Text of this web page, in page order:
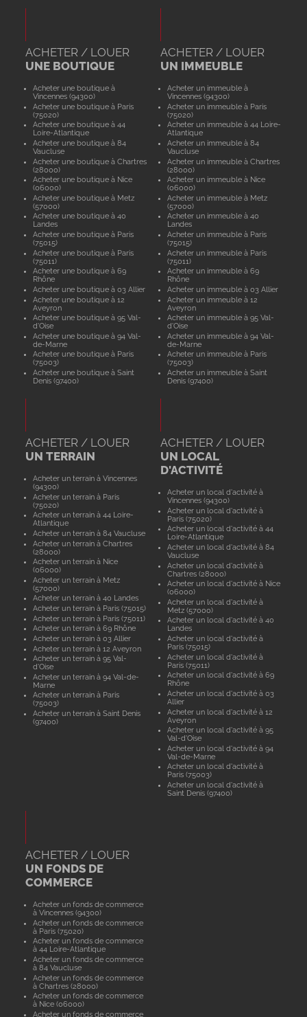
ACHETER / LOUER
UNE BOUTIQUE
Acheter une boutique à
Vincennes (94300)
Acheter une boutique à Paris
(75020)
Acheter une boutique à 44
Loire-Atlantique
Acheter une boutique à 84
Vaucluse
Acheter une boutique à Chartres
(28000)
Acheter une boutique à Nice
(06000)
Acheter une boutique à Metz
(57000)
Acheter une boutique à 40
Landes
Acheter une boutique à Paris
(75015)
Acheter une boutique à Paris
(75011)
Acheter une boutique à 69
Rhône
Acheter une boutique à 03 Allier
Acheter une boutique à 12
Aveyron
Acheter une boutique à 95 Val-
d'Oise
Acheter une boutique à 94 Val-
de-Marne
Acheter une boutique à Paris
(75003)
Acheter une boutique à Saint
Denis (97400)
ACHETER / LOUER
UN IMMEUBLE
Acheter un immeuble à
Vincennes (94300)
Acheter un immeuble à Paris
(75020)
Acheter un immeuble à 44 Loire-
Atlantique
Acheter un immeuble à 84
Vaucluse
Acheter un immeuble à Chartres
(28000)
Acheter un immeuble à Nice
(06000)
Acheter un immeuble à Metz
(57000)
Acheter un immeuble à 40
Landes
Acheter un immeuble à Paris
(75015)
Acheter un immeuble à Paris
(75011)
Acheter un immeuble à 69
Rhône
Acheter un immeuble à 03 Allier
Acheter un immeuble à 12
Aveyron
Acheter un immeuble à 95 Val-
d'Oise
Acheter un immeuble à 94 Val-
de-Marne
Acheter un immeuble à Paris
(75003)
Acheter un immeuble à Saint
Denis (97400)
ACHETER / LOUER
UN TERRAIN
Acheter un terrain à Vincennes
(94300)
Acheter un terrain à Paris
(75020)
Acheter un terrain à 44 Loire-
Atlantique
Acheter un terrain à 84 Vaucluse
Acheter un terrain à Chartres
(28000)
Acheter un terrain à Nice
(06000)
Acheter un terrain à Metz
(57000)
Acheter un terrain à 40 Landes
Acheter un terrain à Paris (75015)
Acheter un terrain à Paris (75011)
Acheter un terrain à 69 Rhône
Acheter un terrain à 03 Allier
Acheter un terrain à 12 Aveyron
Acheter un terrain à 95 Val-
d'Oise
Acheter un terrain à 94 Val-de-
Marne
Acheter un terrain à Paris
(75003)
Acheter un terrain à Saint Denis
(97400)
ACHETER / LOUER
UN LOCAL
D'ACTIVITÉ
Acheter un local d'activité à
Vincennes (94300)
Acheter un local d'activité à
Paris (75020)
Acheter un local d'activité à 44
Loire-Atlantique
Acheter un local d'activité à 84
Vaucluse
Acheter un local d'activité à
Chartres (28000)
Acheter un local d'activité à Nice
(06000)
Acheter un local d'activité à
Metz (57000)
Acheter un local d'activité à 40
Landes
Acheter un local d'activité à
Paris (75015)
Acheter un local d'activité à
Paris (75011)
Acheter un local d'activité à 69
Rhône
Acheter un local d'activité à 03
Allier
Acheter un local d'activité à 12
Aveyron
Acheter un local d'activité à 95
Val-d'Oise
Acheter un local d'activité à 94
Val-de-Marne
Acheter un local d'activité à
Paris (75003)
Acheter un local d'activité à
Saint Denis (97400)
ACHETER / LOUER
UN FONDS DE
COMMERCE
Acheter un fonds de commerce
à Vincennes (94300)
Acheter un fonds de commerce
à Paris (75020)
Acheter un fonds de commerce
à 44 Loire-Atlantique
Acheter un fonds de commerce
à 84 Vaucluse
Acheter un fonds de commerce
à Chartres (28000)
Acheter un fonds de commerce
à Nice (06000)
Acheter un fonds de commerce